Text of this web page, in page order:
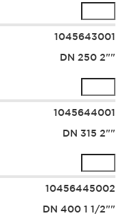
1045643001
DN 250 2""
1045644001
DN 315 2""
10456445002
DN 400 1 1/2""